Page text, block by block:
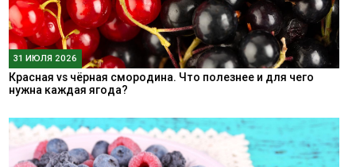
31 ИЮЛЯ 2026
Красная vs чёрная смородина. Что полезнее и для чего
нужна каждая ягода?